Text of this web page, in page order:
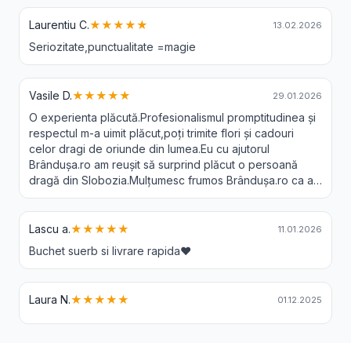
Laurentiu C.★★★★★ 13.02.2026
Seriozitate,punctualitate =magie
Vasile D.★★★★★ 29.01.2026
O experienta plăcută.Profesionalismul promptitudinea și
respectul m-a uimit plăcut,poți trimite flori și cadouri
celor dragi de oriunde din lumea.Eu cu ajutorul
Brândușa.ro am reușit să surprind plăcut o persoană
dragă din Slobozia.Mulțumesc frumos Brândușa.ro ca a-
ți făcut posibil acest lucru.Recomand 😘❤️
Lascu a.★★★★★ 11.01.2026
Buchet suerb si livrare rapida❤️
Laura N.★★★★★ 01.12.2025